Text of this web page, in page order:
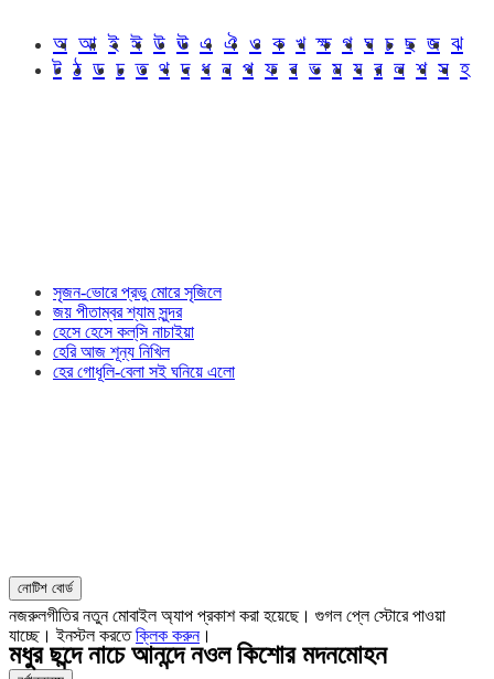
অ আ ই ঈ উ ঊ এ ঐ ও ক খ ক্ষ গ ঘ চ ছ জ ঝ
ট ঠ ড ঢ ত থ দ ধ ন প ফ ব ভ ম য র ল শ স হ
সৃজন-ভোরে প্রভু মোরে সৃজিলে
জয় পীতাম্বর শ্যাম সুন্দর
হেসে হেসে কল্‌সি নাচাইয়া
হেরি আজ শূন্য নিখিল
হের গোধূলি-বেলা সই ঘনিয়ে এলো
নোটিশ বোর্ড
নজরুলগীতির নতুন মোবাইল অ্যাপ প্রকাশ করা হয়েছে। গুগল প্লে স্টোরে পাওয়া
যাচ্ছে। ইনস্টল করতেক্লিক করুন।
মধুর ছন্দে নাচে আনন্দে নওল কিশোর মদনমোহন